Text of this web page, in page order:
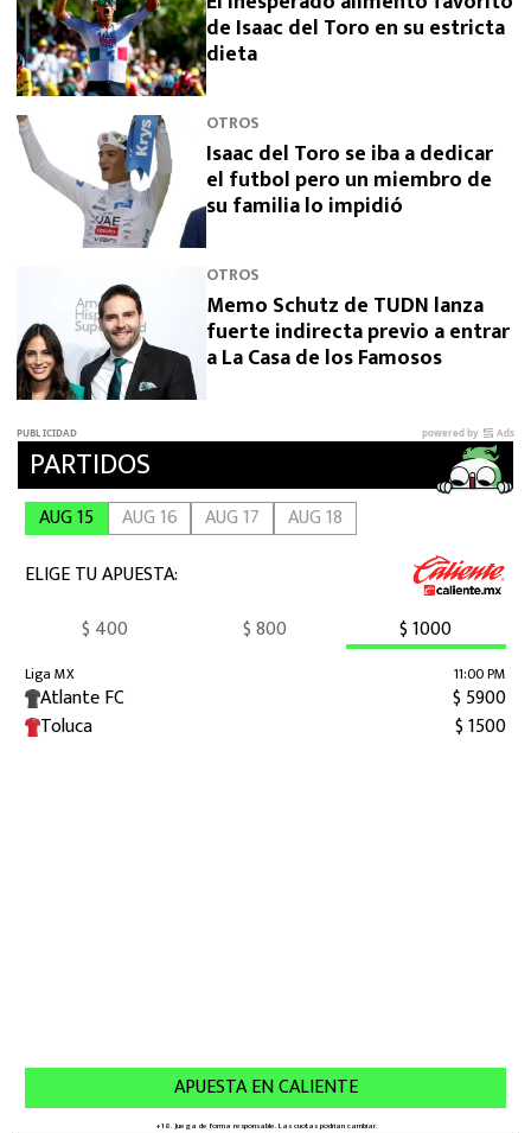
de Isaac del Toro en su estricta
dieta
OTROS
Isaac del Toro se iba a dedicar
el futbol pero un miembro de
su familia lo impidió
OTROS
Memo Schutz de TUDN lanza
fuerte indirecta previo a entrar
a La Casa de los Famosos